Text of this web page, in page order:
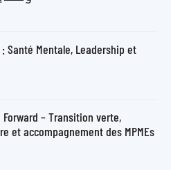
: Santé Mentale, Leadership et
Forward – Transition verte,
et accompagnement des MPMEs